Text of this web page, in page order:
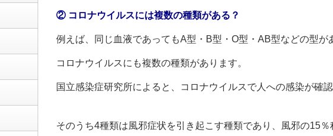
② コロナウイルスには複数の種類がある？
例えば、同じ血液であってもA型・B型・O型・AB型などの型が
コロナウイルスにも複数の種類があります。
国立感染症研究所によると、コロナウイルスで人への感染が確
そのうち4種類は風邪症状を引き起こす種類であり、風邪の15％